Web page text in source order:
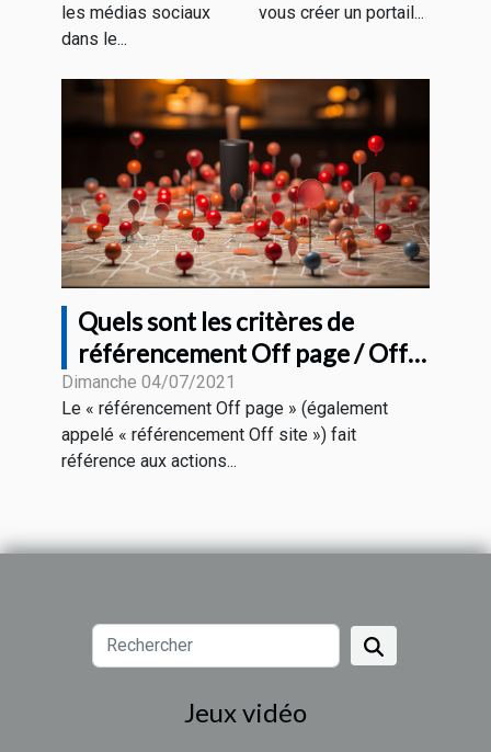
les médias sociaux
dans le...
vous créer un portail...
Quels sont les critères de
référencement Off page / Off
site pour le SEO
Dimanche 04/07/2021
Le « référencement Off page » (également
appelé « référencement Off site ») fait
référence aux actions...
Jeux vidéo